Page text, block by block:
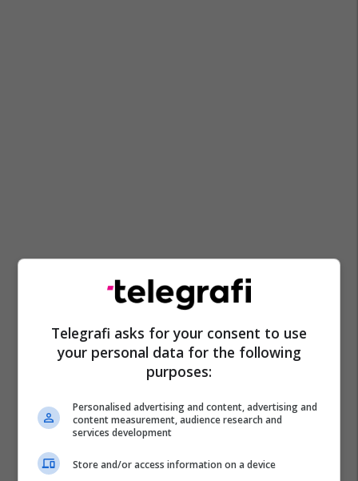
Telegrafi asks for your consent to use
your personal data for the following
purposes:
Personalised advertising and content, advertising and
content measurement, audience research and
services development
Store and/or access information on a device